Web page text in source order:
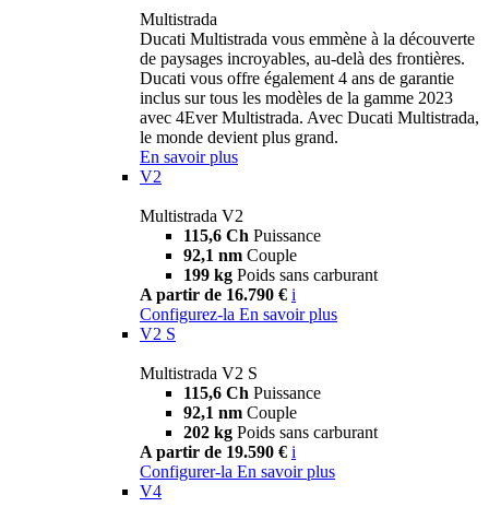
Multistrada
Ducati Multistrada vous emmène à la découverte
de paysages incroyables, au-delà des frontières.
Ducati vous offre également 4 ans de garantie
inclus sur tous les modèles de la gamme 2023
avec 4Ever Multistrada. Avec Ducati Multistrada,
le monde devient plus grand.
En savoir plus
V2
Multistrada V2
115,6 Ch Puissance
92,1 nm Couple
199 kg Poids sans carburant
A partir de 16.790 € i
Configurez-la En savoir plus
V2 S
Multistrada V2 S
115,6 Ch Puissance
92,1 nm Couple
202 kg Poids sans carburant
A partir de 19.590 € i
Configurer-la En savoir plus
V4